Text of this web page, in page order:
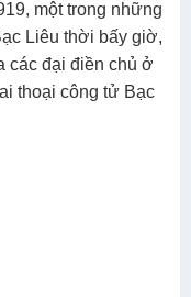
một trong những
Liêu thời bấy giờ,
các đại điền chủ ở
thoại công tử Bạc